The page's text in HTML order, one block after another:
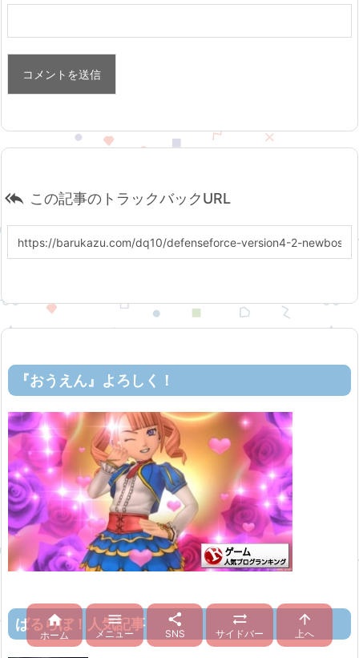
 この記事のトラックバックURL
『おうえん』よろしく！
ばるらぼ！人気記事

ホーム

メニュー

SNS

サイドバー

上へ